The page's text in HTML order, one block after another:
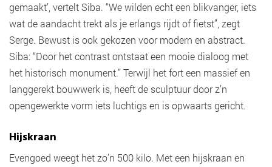
gemaakt’, vertelt Siba. “We wilden echt een blikvanger, iets
wat de aandacht trekt als je erlangs rijdt of fietst”, zegt
Serge. Bewust is ook gekozen voor modern en abstract.
Siba: “Door het contrast ontstaat een mooie dialoog met
het historisch monument.” Terwijl het fort een massief en
langgerekt bouwwerk is, heeft de sculptuur door z’n
opengewerkte vorm iets luchtigs en is opwaarts gericht.
Hijskraan
Evengoed weegt het zo’n 500 kilo. Met een hijskraan en